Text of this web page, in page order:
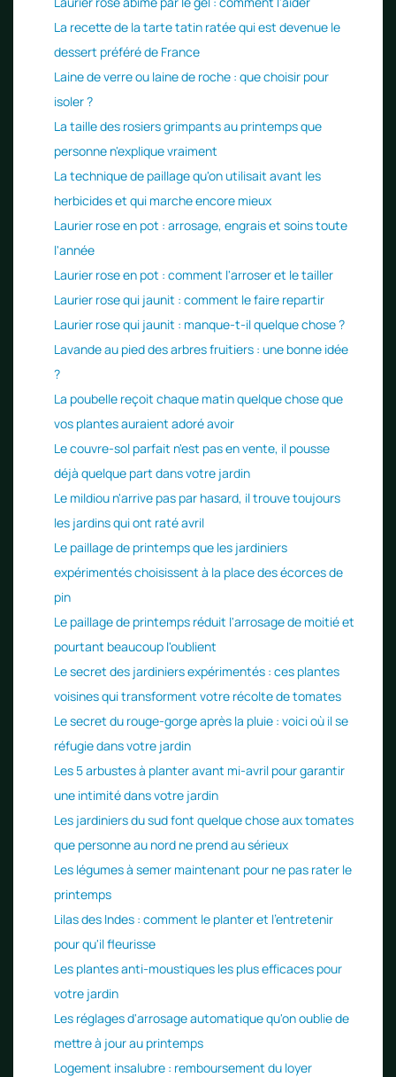
La recette de la tarte tatin ratée qui est devenue le
dessert préféré de France
Laine de verre ou laine de roche : que choisir pour
isoler ?
La taille des rosiers grimpants au printemps que
personne n'explique vraiment
La technique de paillage qu'on utilisait avant les
herbicides et qui marche encore mieux
Laurier rose en pot : arrosage, engrais et soins toute
l'année
Laurier rose en pot : comment l'arroser et le tailler
Laurier rose qui jaunit : comment le faire repartir
Laurier rose qui jaunit : manque-t-il quelque chose ?
Lavande au pied des arbres fruitiers : une bonne idée
?
La poubelle reçoit chaque matin quelque chose que
vos plantes auraient adoré avoir
Le couvre-sol parfait n'est pas en vente, il pousse
déjà quelque part dans votre jardin
Le mildiou n'arrive pas par hasard, il trouve toujours
les jardins qui ont raté avril
Le paillage de printemps que les jardiniers
expérimentés choisissent à la place des écorces de
pin
Le paillage de printemps réduit l'arrosage de moitié et
pourtant beaucoup l'oublient
Le secret des jardiniers expérimentés : ces plantes
voisines qui transforment votre récolte de tomates
Le secret du rouge-gorge après la pluie : voici où il se
réfugie dans votre jardin
Les 5 arbustes à planter avant mi-avril pour garantir
une intimité dans votre jardin
Les jardiniers du sud font quelque chose aux tomates
que personne au nord ne prend au sérieux
Les légumes à semer maintenant pour ne pas rater le
printemps
Lilas des Indes : comment le planter et l'entretenir
pour qu'il fleurisse
Les plantes anti-moustiques les plus efficaces pour
votre jardin
Les réglages d'arrosage automatique qu'on oublie de
mettre à jour au printemps
Logement insalubre : remboursement du loyer